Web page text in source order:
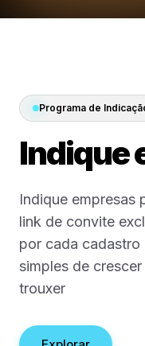
mídia.
A maioria das
alguém para
mantém a
dinheiro seja
Comece 30 Dias
Programa de
Indique
Indique empresas
link de convite
por cada
simples de
trouxer